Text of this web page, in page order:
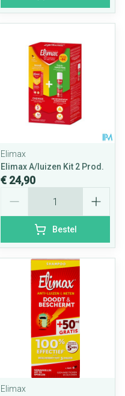
Elimax
Elimax A/luizen Kit 2 Prod.
€ 24,90
Bestel
Elimax